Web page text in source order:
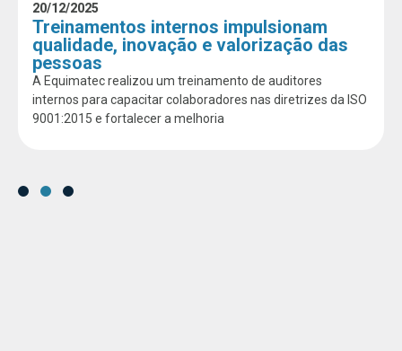
20/12/2025
Treinamentos internos impulsionam
qualidade, inovação e valorização das
pessoas
A Equimatec realizou um treinamento de auditores
internos para capacitar colaboradores nas diretrizes da ISO
9001:2015 e fortalecer a melhoria